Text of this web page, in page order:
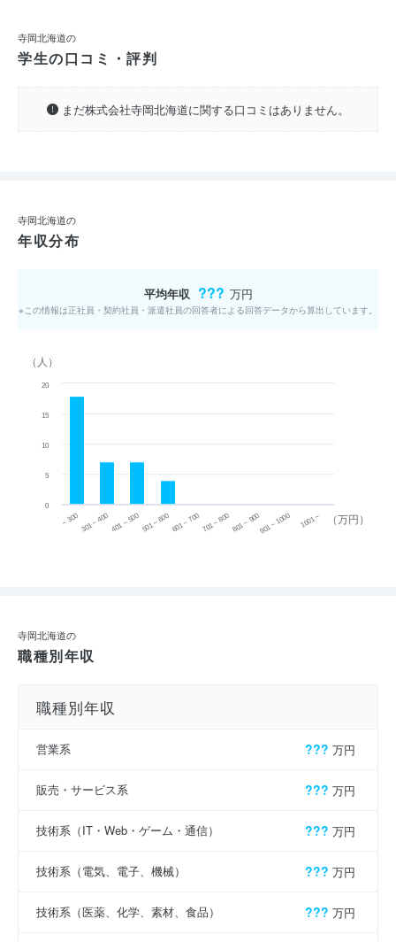
寺岡北海道の
学生の口コミ・評判
まだ株式会社寺岡北海道に関する口コミはありません。
寺岡北海道の
年収分布
平均年収 ??? 万円
※この情報は正社員・契約社員・派遣社員の回答者による回答データから算出しています。
（万円）
（人）
~ 300 301 ~ 400 401 ~ 500501 ~ 600601 ~ 700701 ~ 800801 ~ 900901 ~ 1000 1001 ~
0
5
10
15
20
寺岡北海道の
職種別年収
職種別年収
営業系 ??? 万円
販売・サービス系 ??? 万円
技術系（IT・Web・ゲーム・通信） ??? 万円
技術系（電気、電子、機械） ??? 万円
技術系（医薬、化学、素材、食品） ??? 万円